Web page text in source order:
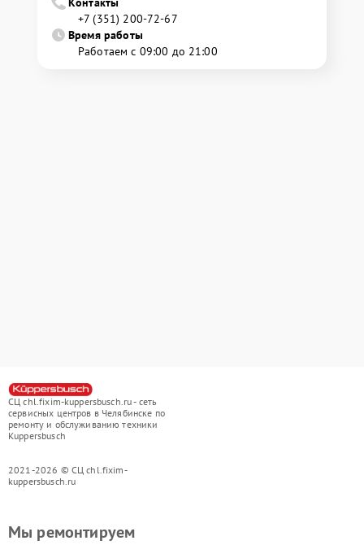
+7 (351) 200-72-67
Время работы
Работаем с 09:00 до 21:00
СЦ chl.fixim-kuppersbusch.ru - сеть
сервисных центров в Челябинске по
ремонту и обслуживанию техники
Kuppersbusch
2021-2026 © СЦ chl.fixim-
kuppersbusch.ru
Мы ремонтируем